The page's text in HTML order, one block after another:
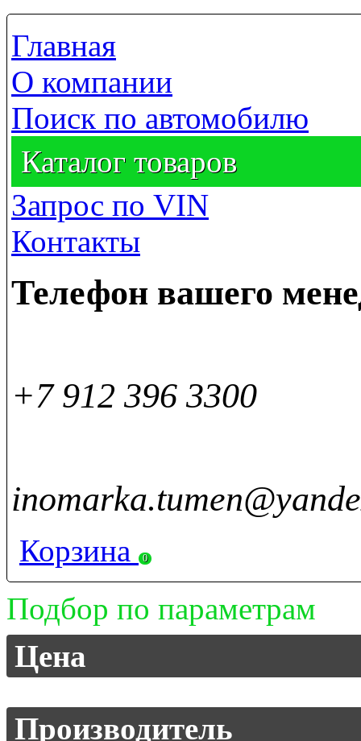
Главная
О компании
Поиск по автомобилю
Каталог товаров
Запрос по VIN
Контакты
Телефон вашего
+7 912 396 3300
Корзина 0
Подбор по параметрам
Цена
Производитель